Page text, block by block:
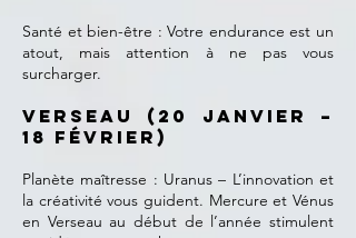
Santé et bien-être : Votre endurance est un
atout, mais attention à ne pas vous
surcharger.
Verseau (20 janvier –
18 février)
Planète maîtresse : Uranus – L’innovation et
la créativité vous guident. Mercure et Vénus
en Verseau au début de l’année stimulent